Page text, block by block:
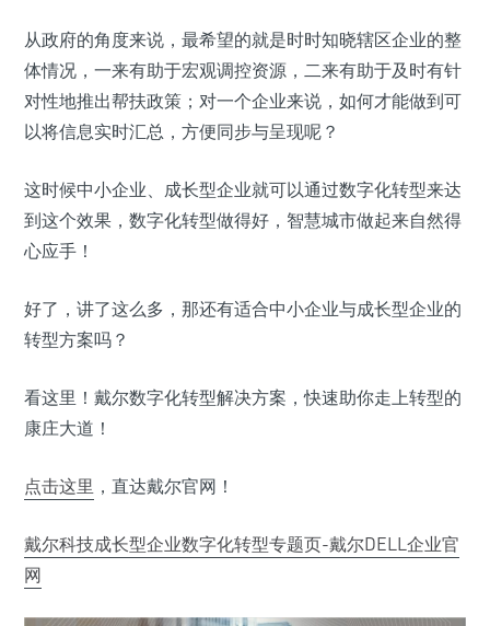
从政府的角度来说，最希望的就是时时知晓辖区企业的整
体情况，一来有助于宏观调控资源，二来有助于及时有针
对性地推出帮扶政策；对一个企业来说，如何才能做到可
以将信息实时汇总，方便同步与呈现呢？
这时候中小企业、成长型企业就可以通过数字化转型来达
到这个效果，数字化转型做得好，智慧城市做起来自然得
心应手！
好了，讲了这么多，那还有适合中小企业与成长型企业的
转型方案吗？
看这里！戴尔数字化转型解决方案，快速助你走上转型的
康庄大道！
点击这里 ，直达戴尔官网！
戴尔科技成长型企业数字化转型专题页-戴尔DELL企业官
网